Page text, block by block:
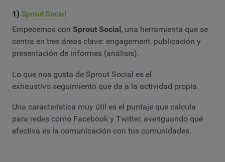
1) Sprout Social
Empecemos con Sprout Social , una herramienta que se
centra en tres áreas clave: engagement, publicación y
presentación de informes (análisis).
Lo que nos gusta de Sprout Social es el
exhaustivo seguimiento que da a la actividad propia.
Una característica muy útil es el puntaje que calcula
para redes como Facebook y Twitter, averiguando qué
efectiva es la comunicación con tus comunidades.